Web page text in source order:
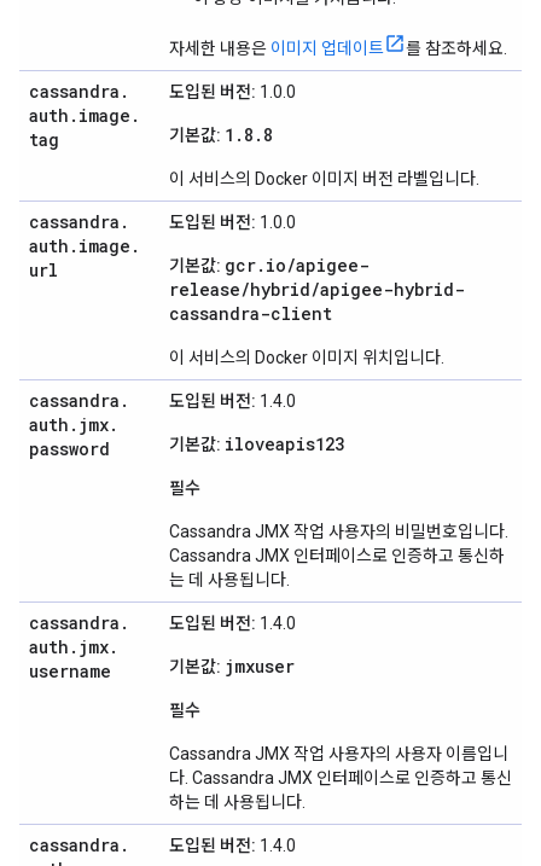
자세한 내용은 이미지 업데이트 를 참조하세요.
cassandra .
auth . image .
tag
도입된 버전: 1.0.0
기본값: 1.8.8
이 서비스의 Docker 이미지 버전 라벨입니다.
cassandra .
auth . image .
url
도입된 버전: 1.0.0
기본값: gcr.io/apigee-
release/hybrid/apigee-hybrid-
cassandra-client
이 서비스의 Docker 이미지 위치입니다.
cassandra .
auth . jmx.
password
도입된 버전: 1.4.0
기본값: iloveapis123
필수
Cassandra JMX 작업 사용자의 비밀번호입니다.
Cassandra JMX 인터페이스로 인증하고 통신하
는 데 사용됩니다.
cassandra .
auth . jmx.
username
도입된 버전: 1.4.0
기본값: jmxuser
필수
Cassandra JMX 작업 사용자의 사용자 이름입니
다. Cassandra JMX 인터페이스로 인증하고 통신
하는 데 사용됩니다.
cassandra .
도입된 버전: 1.4.0